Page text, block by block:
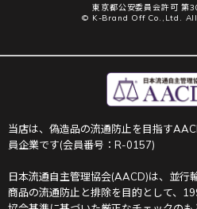
東京都公安委員会許可 第
© K-Brand Off Co.,Ltd. All
当店は、偽造品の流通防止を目指す
員企業です(会員番号：R-0157)
日本流通自主管理協会(AACD)は、並行
商品の流通防止と排除を目的として、